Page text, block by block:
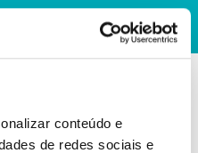
conteúdo e
de redes sociais e